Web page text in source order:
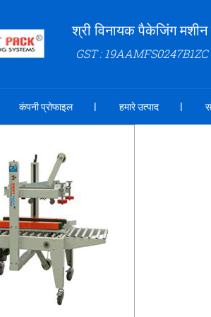
श्री विनायक पैकेजिंग मशीन
GST : 19AAMFS0247B1ZC
कंपनी प्रोफाइल हमारे उत्पाद